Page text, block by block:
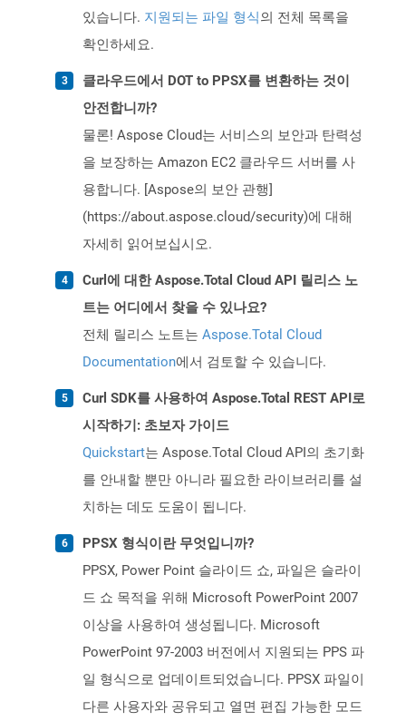
있습니다. 지원되는 파일 형식의 전체 목록을
확인하세요.
클라우드에서 DOT to PPSX를 변환하는 것이
안전합니까?
물론! Aspose Cloud는 서비스의 보안과 탄력성
을 보장하는 Amazon EC2 클라우드 서버를 사
용합니다. [Aspose의 보안 관행]
(https://about.aspose.cloud/security)에 대해
자세히 읽어보십시오.
Curl에 대한 Aspose.Total Cloud API 릴리스 노
트는 어디에서 찾을 수 있나요?
전체 릴리스 노트는 Aspose.Total Cloud
Documentation에서 검토할 수 있습니다.
Curl SDK를 사용하여 Aspose.Total REST API로
시작하기: 초보자 가이드
Quickstart는 Aspose.Total Cloud API의 초기화
를 안내할 뿐만 아니라 필요한 라이브러리를 설
치하는 데도 도움이 됩니다.
PPSX 형식이란 무엇입니까?
PPSX, Power Point 슬라이드 쇼, 파일은 슬라이
드 쇼 목적을 위해 Microsoft PowerPoint 2007
이상을 사용하여 생성됩니다. Microsoft
PowerPoint 97-2003 버전에서 지원되는 PPS 파
일 형식으로 업데이트되었습니다. PPSX 파일이
다른 사용자와 공유되고 열면 편집 가능한 모드